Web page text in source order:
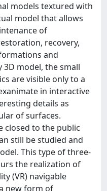
models textured with
model that allows
of
recovery,
and
3D model, the small
are visible only to a
in interactive
details as
of surfaces.
closed to the public
still be studied and
This type of three-
the realization of
(VR) navigable
new form of